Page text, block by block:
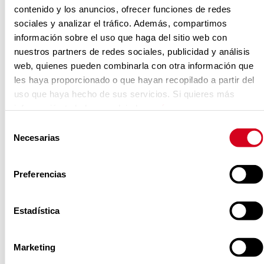
contenido y los anuncios, ofrecer funciones de redes
sociales y analizar el tráfico. Además, compartimos
información sobre el uso que haga del sitio web con
nuestros partners de redes sociales, publicidad y análisis
web, quienes pueden combinarla con otra información que
les haya proporcionado o que hayan recopilado a partir del
uso que haya hecho de sus servicios. Si quieres más
Necesarias
Preferencias
Estadística
Marketing
Telecable/MasOrange y Artiem Hotels.
También asistieron representantes del
ámbito institucional y social.
Durante la presentación se dieron a
de esta iniciativa, que busca facilitar la
participantes hacia sectores con
oportunidades reales de empleo. Para
lograrlo, el programa adopta un
formación específica,
acompañamiento personalizado y una